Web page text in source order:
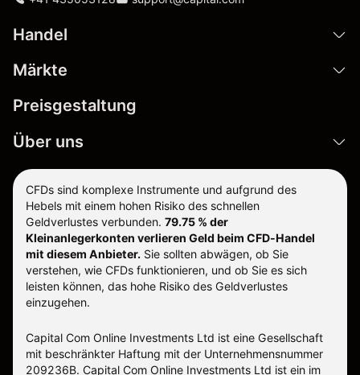
Handel
Märkte
Preisgestaltung
Über uns
CFDs sind komplexe Instrumente und aufgrund des
Hebels mit einem hohen Risiko des schnellen
Geldverlustes verbunden. 79.75 % der
Kleinanlegerkonten verlieren Geld beim CFD-Handel
mit diesem Anbieter. Sie sollten abwägen, ob Sie
verstehen, wie CFDs funktionieren, und ob Sie es sich
leisten können, das hohe Risiko des Geldverlustes
einzugehen.
Capital Com Online Investments Ltd ist eine Gesellschaft
mit beschränkter Haftung mit der Unternehmensnummer
209236B. Capital Com Online Investments Ltd ist ein im